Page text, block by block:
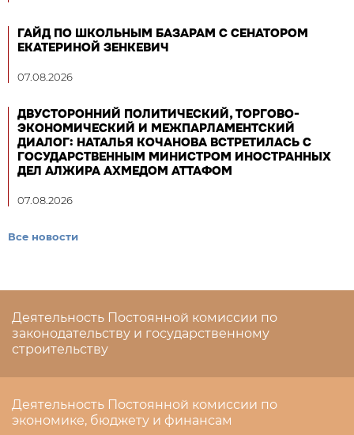
ГАЙД ПО ШКОЛЬНЫМ БАЗАРАМ С СЕНАТОРОМ
ЕКАТЕРИНОЙ ЗЕНКЕВИЧ
07.08.2026
ДВУСТОРОННИЙ ПОЛИТИЧЕСКИЙ, ТОРГОВО-
ЭКОНОМИЧЕСКИЙ И МЕЖПАРЛАМЕНТСКИЙ
ДИАЛОГ: НАТАЛЬЯ КОЧАНОВА ВСТРЕТИЛАСЬ С
ГОСУДАРСТВЕННЫМ МИНИСТРОМ ИНОСТРАННЫХ
ДЕЛ АЛЖИРА АХМЕДОМ АТТАФОМ
07.08.2026
Все новости
Деятельность Постоянной комиссии по
законодательству и государственному
строительству
Деятельность Постоянной комиссии по
экономике, бюджету и финансам